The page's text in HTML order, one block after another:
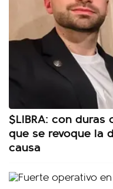
$LIBRA: con
que se revoque la
causa